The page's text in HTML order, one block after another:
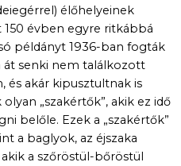
élőhelyeinek
évben egyre ritkábbá
példányt 1936-ban fogták
át senki nem találkozott
és akár kipusztultnak is
„szakértők”, akik ez idő
belőle. Ezek a „szakértők”
a baglyok, az éjszaka
a szőröstül-bőröstül